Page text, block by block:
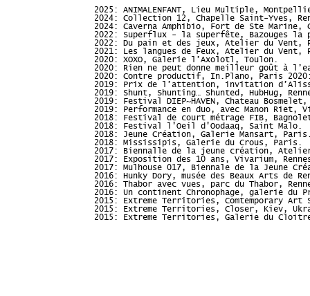
2025: ANIMALENFANT, Lieu Multiple,
2024: Collection 12, Chapelle Saint-Yves,
2024: Caverna Amphibio, Fort de Ste Marine,
2022: Superflux - la superfête, Bazouges la
2022: Du pain et des jeux, Atelier du Vent,
2021: Les langues de Feux, Atelier du Vent,
2020: XOXO, Galerie l’Axolotl, Toulon.
2020: Rien ne peut donne meilleur goût à
2020: Contre productif, In.Plano, Paris
2019: Prix de l’attention, invitation
2019: Shunt, Shunting… Shunted, HubHug,
2019: Festival DIEP~HAVEN, Chateau Bosmelet,
2019: Performance en duo, avec Manon Riet,
2018: Festival de court métrage FIB,
2018: Festival l'Oeil d'Oodaaq, Saint Malo.
2018: Jeune Création, Galerie Mansart,
2018: Mississipis, Galerie du Crous, Paris.
2017: Biennalle de la jeune création,
2017: Exposition des 10 ans, Vivarium,
2017: Mulhouse 017, Biennale de la Jeune
2016: Hunky Dory, musée des Beaux Arts de
2016: Thabor avec vues, parc du Thabor,
2016: Un continent Chronophage, galerie du
2015: Extreme Territories, Comtemporary Art
2015: Extreme Territories, Closer, Kiev,
2015: Extreme Territories, Galerie du